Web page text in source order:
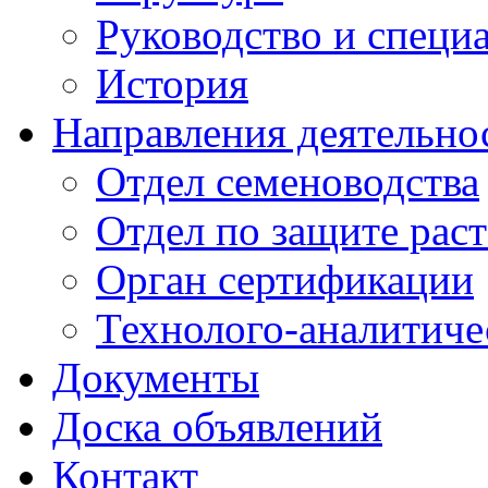
Руководство и
История
Направления
Отдел семеноводства
Отдел по защите
Орган сертификации
Технолого-
Документы
Доска объявлений
Контакт